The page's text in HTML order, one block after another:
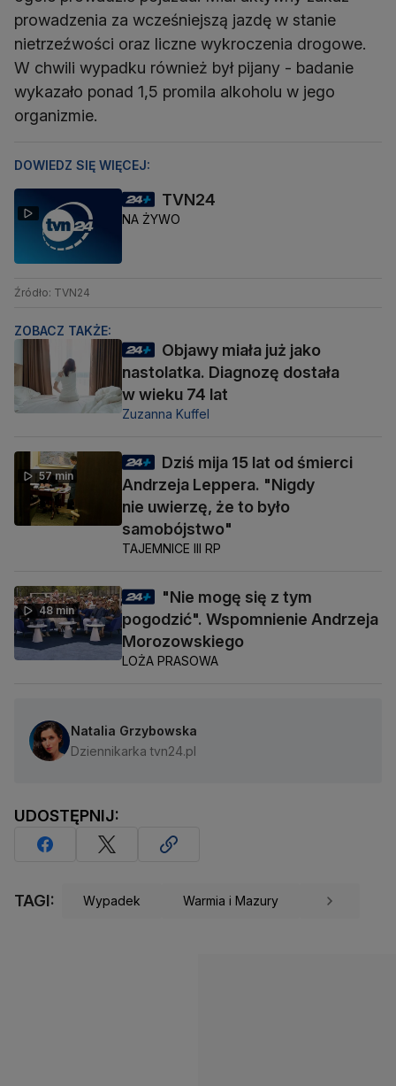
prowadzenia za wcześniejszą jazdę w stanie
nietrzeźwości oraz liczne wykroczenia drogowe.
W chwili wypadku również był pijany - badanie
wykazało ponad 1,5 promila alkoholu w jego
organizmie.
DOWIEDZ SIĘ WIĘCEJ:
TVN24
NA ŻYWO
Źródło: TVN24
ZOBACZ TAKŻE:
Objawy miała już jako
nastolatka. Diagnozę dostała
w wieku 74 lat
Zuzanna Kuffel
57 min
Dziś mija 15 lat od śmierci
Andrzeja Leppera. "Nigdy
nie uwierzę, że to było
samobójstwo"
TAJEMNICE III RP
48 min
"Nie mogę się z tym
pogodzić". Wspomnienie Andrzeja
Morozowskiego
LOŻA PRASOWA
Natalia Grzybowska
Dziennikarka tvn24.pl
UDOSTĘPNIJ:
TAGI: Wypadek Warmia i Mazury